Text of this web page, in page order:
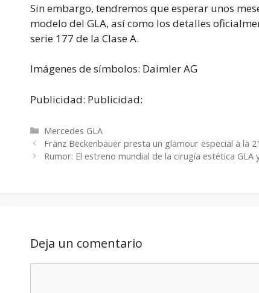
Sin embargo, tendremos que esperar unos
modelo del GLA, así como los detalles
serie 177 de la Clase A.
Imágenes de símbolos: Daimler AG
Publicidad: Publicidad:
Categorías
Mercedes GLA
Franz Beckenbauer presta un glamour especial a la
Rumor: El estreno mundial de la cirugía estética
Deja un comentario